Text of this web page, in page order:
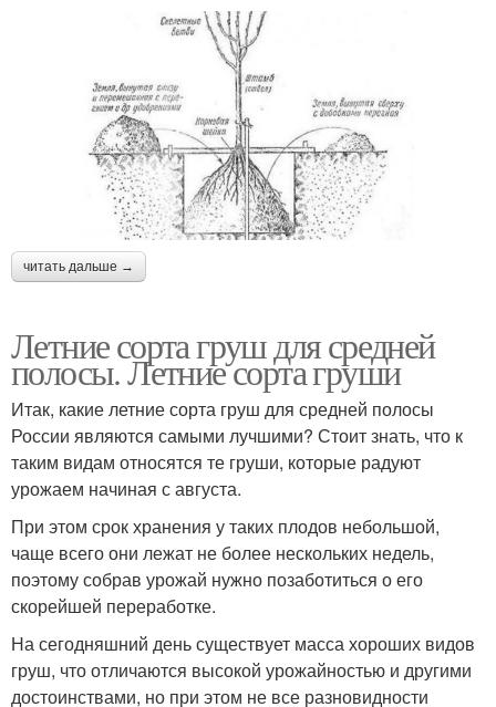
читать дальше →
Летние сорта груш для средней
полосы. Летние сорта груши
Итак, какие летние сорта груш для средней полосы
России являются самыми лучшими? Стоит знать, что к
таким видам относятся те груши, которые радуют
урожаем начиная с августа.
При этом срок хранения у таких плодов небольшой,
чаще всего они лежат не более нескольких недель,
поэтому собрав урожай нужно позаботиться о его
скорейшей переработке.
На сегодняшний день существует масса хороших видов
груш, что отличаются высокой урожайностью и другими
достоинствами, но при этом не все разновидности